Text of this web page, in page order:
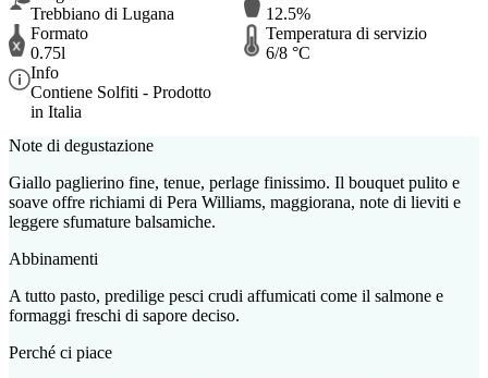
Trebbiano di Lugana
12.5%
Formato
0.75l
Temperatura di servizio
6/8 °C
Info
Contiene Solfiti - Prodotto
in Italia
Note di degustazione
Giallo paglierino fine, tenue, perlage finissimo. Il bouquet pulito e
soave offre richiami di Pera Williams, maggiorana, note di lieviti e
leggere sfumature balsamiche.
Abbinamenti
A tutto pasto, predilige pesci crudi affumicati come il salmone e
formaggi freschi di sapore deciso.
Perché ci piace